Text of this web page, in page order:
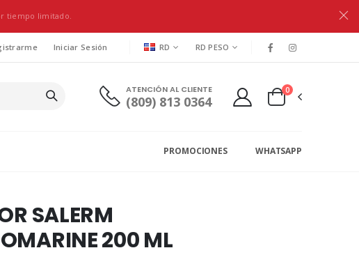
tiempo limitado.
Iniciar Sesión RD RD PESO
ATENCIÓN AL CLIENTE
(809) 813 0364
0
WHATSAPP
PROMOCIONES
SALERM
200 ML